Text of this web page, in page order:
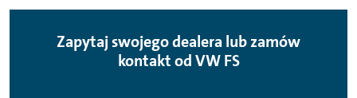
Zapytaj swojego dealera lub zamów
kontakt od VW FS